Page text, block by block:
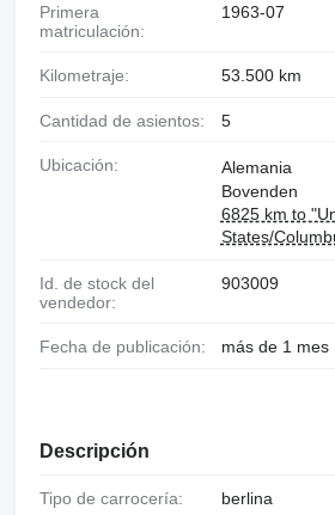
Primera
matriculación:
1963-07
Kilometraje: 53.500 km
Cantidad de asientos: 5
Ubicación:
Alemania
Bovenden
6825 km to
States/
Id. de stock del
vendedor:
903009
Fecha de publicación: más de 1 mes
Descripción
Tipo de carrocería: berlina